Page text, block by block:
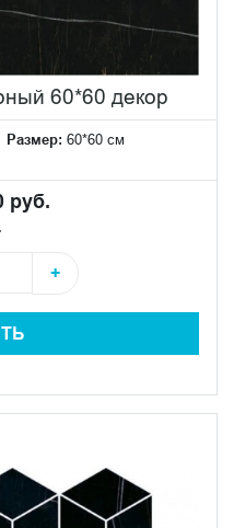
60*60 декор
Размер: 60*60 см
руб.
+